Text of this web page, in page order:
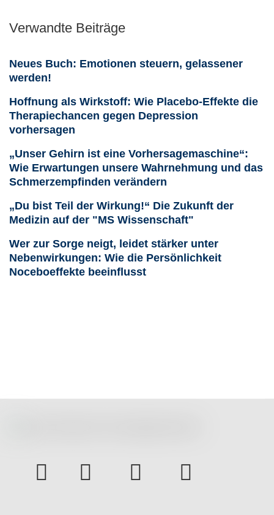
Verwandte Beiträge
Neues Buch: Emotionen steuern, gelassener
werden!
Hoffnung als Wirkstoff: Wie Placebo-Effekte die
Therapiechancen gegen Depression
vorhersagen
„Unser Gehirn ist eine Vorhersagemaschine“:
Wie Erwartungen unsere Wahrnehmung und das
Schmerzempfinden verändern
„Du bist Teil der Wirkung!“ Die Zukunft der
Medizin auf der "MS Wissenschaft"
Wer zur Sorge neigt, leidet stärker unter
Nebenwirkungen: Wie die Persönlichkeit
Noceboeffekte beeinflusst
instagramFacebook